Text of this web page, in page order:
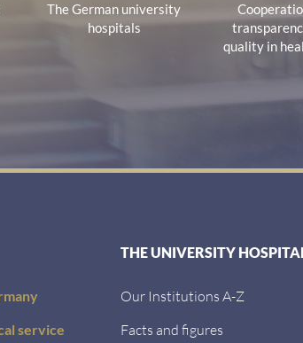
The German university
hospitals
quality in
service
THE UNIVERSITY
Our Institutions A-Z
Facts and figures